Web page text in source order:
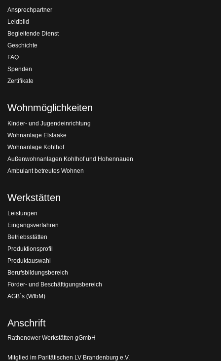
Ansprechpartner
Leidbild
Begleitende Dienst
Geschichte
FAQ
Spenden
Zertifikate
Wohnmöglichkeiten
Kinder- und Jugendeinrichtung
Wohnanlage Elslaake
Wohnanlage Kohlhof
Außenwohnanlagen Kohlhof und Hohennauen
Ambulant betreutes Wohnen
Werkstätten
Leistungen
Eingangsverfahren
Betriebsstätten
Produktionsprofil
Produktauswahl
Berufsbildungsbereich
Förder- und Beschäftigungsbereich
AGB´s (WfbM)
Anschrift
Rathenower Werkstätten gGmbH
Mitglied im Paritätischen LV Brandenburg e.V.